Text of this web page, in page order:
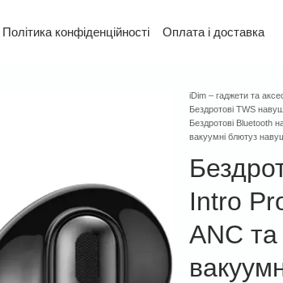
Політика конфіденційності
Оплата і доставка
iDim – гаджети та
Бездротові TWS
Бездротові Bluetooth
вакуумні блютуз
Intro
ANC